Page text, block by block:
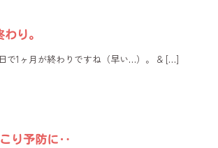
り。
で1ヶ月が終わりですね（早い…）。 & […]
り予防に‥